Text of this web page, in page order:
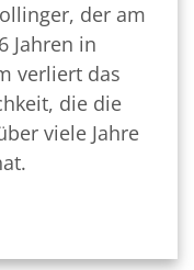
der am
Jahren in
verliert das
die die
viele Jahre